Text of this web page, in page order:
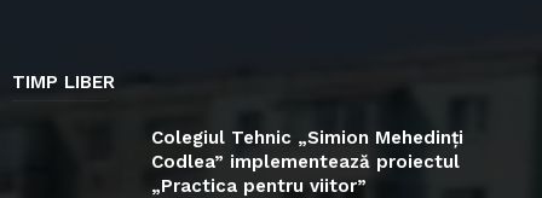
TIMP LIBER
Colegiul Tehnic „Simion Mehedinți
Codlea” implementează proiectul
„Practica pentru viitor”